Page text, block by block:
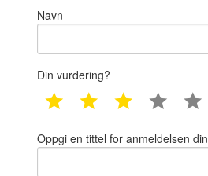
Navn
Din vurdering?
1 star 2 star 3 star 4 star
Oppgi en tittel for anmeldelsen din